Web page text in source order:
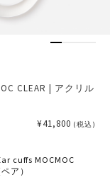
CLEAR | アクリル
¥41,800 (税込)
cuffs MOCMOC
ア）